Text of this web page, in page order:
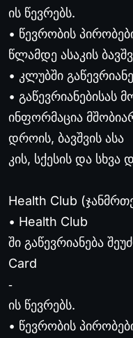
ის წევრებს.
• წევრობის
წლამდე ასაკის
• კლუბში
• გაწევრიანებისას
ინფორმაცია
დროის, ბავშვის ასა
კის, სქესის და სხვა
Health Club
• Health Club
ში გაწევრიანება
Card
‐
ის წევრებს.
• წევრობის